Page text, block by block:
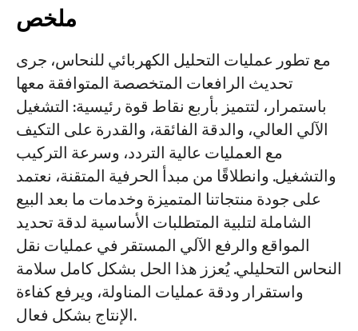
ملخص
مع تطور عمليات التحليل الكهربائي للنحاس، جرى
تحديث الرافعات المتخصصة المتوافقة معها
باستمرار، لتتميز بأربع نقاط قوة رئيسية: التشغيل
الآلي العالي، والدقة الفائقة، والقدرة على التكيف
مع العمليات عالية التردد، وسرعة التركيب
والتشغيل. وانطلاقًا من مبدأ الحرفية المتقنة، نعتمد
على جودة منتجاتنا المتميزة وخدمات ما بعد البيع
الشاملة لتلبية المتطلبات الأساسية لدقة تحديد
المواقع والرفع الآلي المستقر في عمليات نقل
النحاس التحليلي. يُعزز هذا الحل بشكل كامل سلامة
واستقرار ودقة عمليات المناولة، ويرفع كفاءة
الإنتاج بشكل فعال.